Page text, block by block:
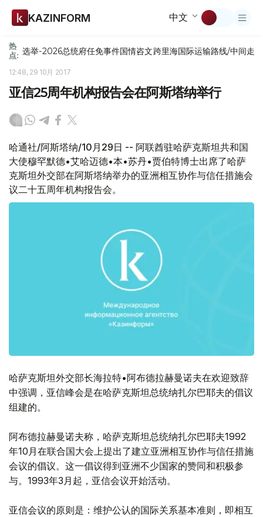
KAZINFORM 中文
热
点: 选举-2026总统府任免事件国情咨文跨里海国际运输路线/中间走廊
12:48, 29 10月 2017
亚信25周年机构报告会在阿斯塔纳举行
哈通社/阿斯塔纳/10月29日 -- 阿联酋驻哈萨克斯坦共和国
大使穆罕默德•艾哈迈德•本•苏丹•贾伯特博士出席了哈萨
克斯坦外交部在阿斯塔纳举办的亚洲相互协作与信任措施会
议二十五周年机构报告会。
哈萨克斯坦外交部长海拉特•阿布德拉赫曼诺夫在欢迎致辞
中强调，亚信峰会是在哈萨克斯坦总统纳扎尔巴耶夫的倡议
组建的。
阿布德拉赫曼诺夫称，哈萨克斯坦总统纳扎尔巴耶夫1992
年10月在联合国大会上提出了建立亚洲相互协作与信任措施
会议的倡议。这一倡议得到亚洲不少国家的赞同和积极参
与。1993年3月起，亚信会议开始活动。
亚信会议的原则是：维护公认的国际关系基本准则，即相互